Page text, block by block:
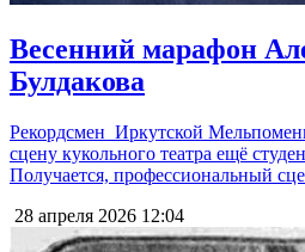
Весенний марафон
Булдакова
Рекордсмен Иркутской
сцену кукольного театра ещё
Получается, профессиональный
28 апреля 2026 12:04